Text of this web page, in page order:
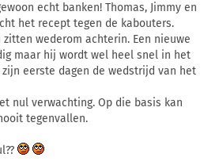
echt banken! Thomas, Jimmy en
het recept tegen de kabouters.
zitten wederom achterin. Een nieuwe
maar hij wordt wel heel snel in het
eerste dagen de wedstrijd van het
nul verwachting. Op die basis kan
tegenvallen.